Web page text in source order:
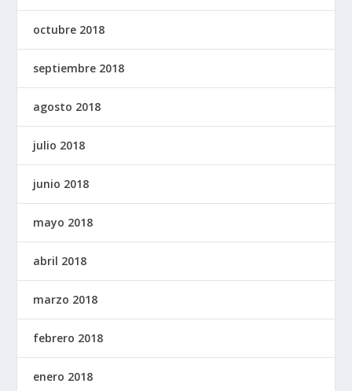
octubre 2018
septiembre 2018
agosto 2018
julio 2018
junio 2018
mayo 2018
abril 2018
marzo 2018
febrero 2018
enero 2018